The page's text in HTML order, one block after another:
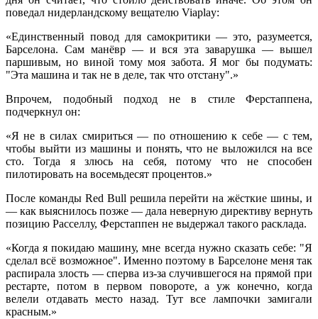
поведал нидерландскому вещателю Viaplay:
«Единственный повод для самокритики — это, разумеется,
Барселона. Сам манёвр — и вся эта заварушка — вышел
паршивым, но виной тому моя забота. Я мог бы подумать:
"Эта машина и так не в деле, так что отстану".»
Впрочем, подобный подход не в стиле Ферстаппена,
подчеркнул он:
«Я не в силах смириться — по отношению к себе — с тем,
чтобы выйти из машины и понять, что не выложился на все
сто. Тогда я злюсь на себя, потому что не способен
пилотировать на восемьдесят процентов.»
После команды Red Bull решила перейти на жёсткие шины, и
— как выяснилось позже — дала неверную директиву вернуть
позицию Расселлу, Ферстаппен не выдержал такого расклада.
«Когда я покидаю машину, мне всегда нужно сказать себе: "Я
сделал всё возможное". Именно поэтому в Барселоне меня так
распирала злость — сперва из-за случившегося на прямой при
рестарте, потом в первом повороте, а уж конечно, когда
велели отдавать место назад. Тут все лампочки замигали
красным.»